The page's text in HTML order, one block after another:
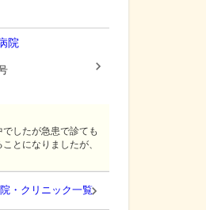
院
したが急患で診ても
とになりましたが、
・クリニック一覧